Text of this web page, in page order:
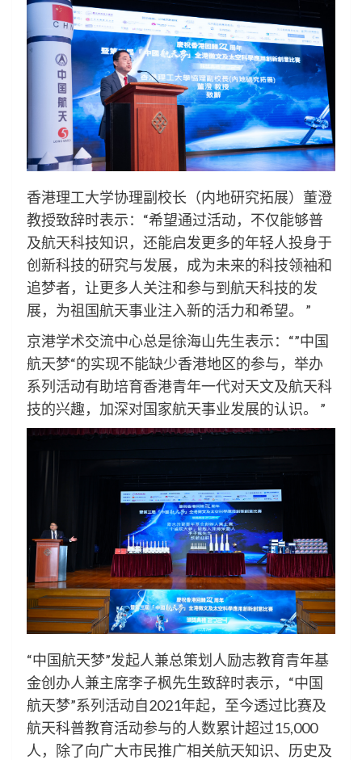
香港理工大学协理副校长（内地研究拓展）董澄
教授致辞时表示：“希望通过活动，不仅能够普
及航天科技知识，还能启发更多的年轻人投身于
创新科技的研究与发展，成为未来的科技领袖和
追梦者，让更多人关注和参与到航天科技的发
展，为祖国航天事业注入新的活力和希望。 ”
京港学术交流中心总是徐海山先生表示：“”中国
航天梦“的实现不能缺少香港地区的参与，举办
系列活动有助培育香港青年一代对天文及航天科
技的兴趣，加深对国家航天事业发展的认识。 ”
“中国航天梦”发起人兼总策划人励志教育青年基
金创办人兼主席李子枫先生致辞时表示，“中国
航天梦”系列活动自2021年起，至今透过比赛及
航天科普教育活动参与的人数累计超过15,000
人，除了向广大市民推广相关航天知识、历史及